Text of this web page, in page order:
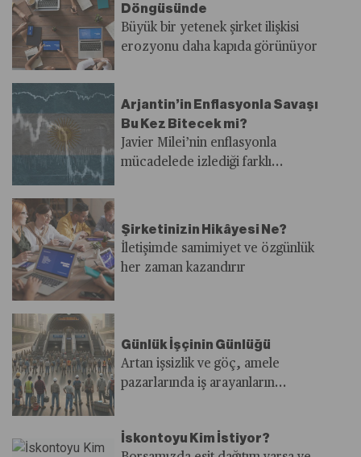
bakış oluşturmaya çalışıyor
Döngüsünde
Büyük bir yetenek şirket ilişkisi
erozyonu daha kapıda görünüyor
Arjantin’in Enflasyonla Savaşı
Bu Kez Bitecek mi?
Javier Milei’nin enflasyonla
mücadelede izlediği farklı
Şirketinizin Hikâyesi Ne?
İletişimde samimiyet ve özgünlük
her zaman kazandırır
Günlük İşçinin Günlüğü
Artan işsizlik ve göç, amele
pazarlarında iş arayanların
güvence olmadan çalışan kişi
İskontoyu Kim İstiyor?